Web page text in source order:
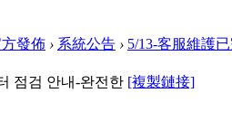
發佈 › 系統公告 › 5/13-客服維護
점검 안내-완전한 [複製鏈接]